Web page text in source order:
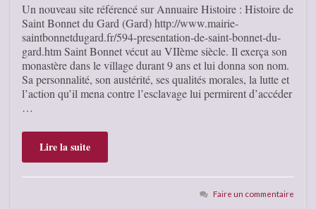
Un nouveau site référencé sur Annuaire Histoire : Histoire de
Saint Bonnet du Gard (Gard) http://www.mairie-
saintbonnetdugard.fr/594-presentation-de-saint-bonnet-du-
gard.htm Saint Bonnet vécut au VIIème siècle. Il exerça son
monastère dans le village durant 9 ans et lui donna son nom.
Sa personnalité, son austérité, ses qualités morales, la lutte et
l’action qu’il mena contre l’esclavage lui permirent d’accéder
…
Lire la suite
Faire un commentaire